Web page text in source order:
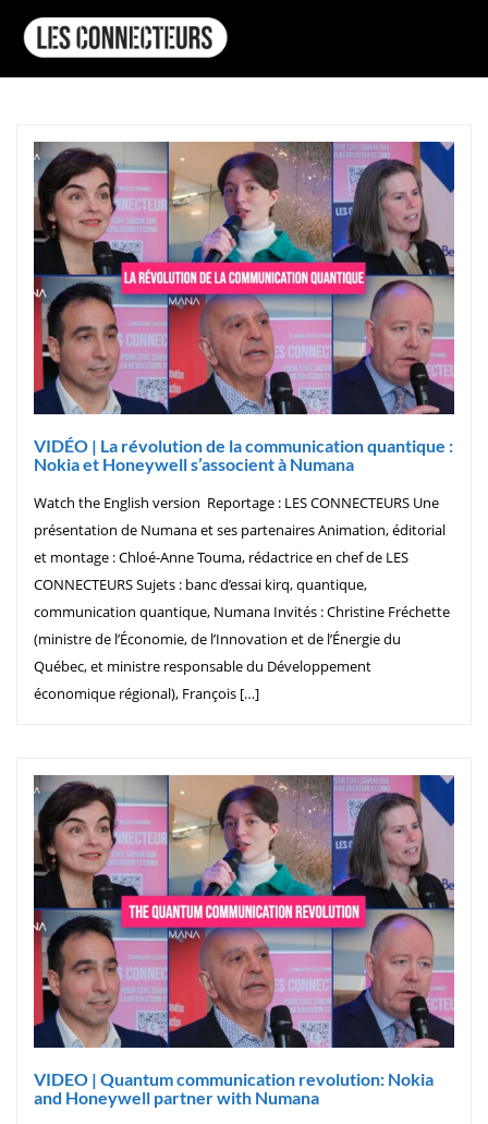
VIDÉO | La révolution de la communication quantique :
Nokia et Honeywell s’associent à Numana
Watch the English version Reportage : LES CONNECTEURS Une
présentation de Numana et ses partenaires Animation, éditorial
et montage : Chloé-Anne Touma, rédactrice en chef de LES
CONNECTEURS Sujets : banc d’essai kirq, quantique,
communication quantique, Numana Invités : Christine Fréchette
(ministre de l’Économie, de l’Innovation et de l’Énergie du
Québec, et ministre responsable du Développement
économique régional), François […]
VIDEO | Quantum communication revolution: Nokia
and Honeywell partner with Numana